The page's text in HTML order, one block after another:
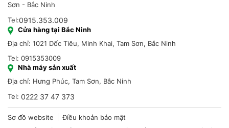
Sơn - Bắc Ninh
Tel:0915.353.009
Cửa hàng tại Bắc Ninh
Địa chỉ: 1021 Dốc Tiêu, Minh Khai, Tam Sơn, Bắc Ninh
Tel: 0915353009
Nhà máy sản xuất
Địa chỉ: Hưng Phúc, Tam Sơn, Bắc Ninh
Tel: 0222 37 47 373
Sơ đồ website
Điều khoản bảo mật